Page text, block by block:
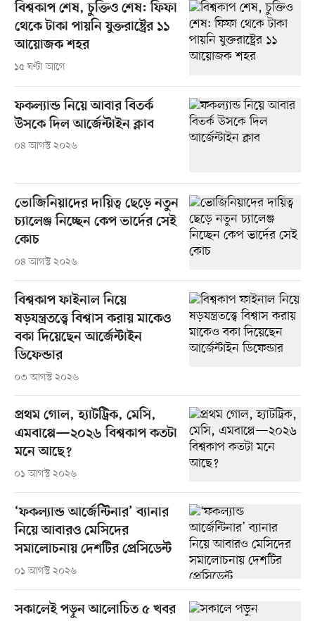
বিশ্বকাপ শেষ, চুক্তিও শেষ: ফিফা
থেকে টাকা পায়নি যুক্তরাষ্ট্রের ১১
আয়োজক শহর
১৫ ঘণ্টা আগে
ফকল্যান্ড নিয়ে আবার বিতর্ক
উসকে দিল আর্জেন্টাইন ক্লাব
০৪ আগস্ট ২০২৬
ভোজিনিয়াদের দায়িত্ব ছেড়ে নতুন
চ্যালেঞ্জ নিচ্ছেন কেপ ভার্দের সেই
কোচ
০৪ আগস্ট ২০২৬
বিশ্বকাপ ফাইনাল নিয়ে
ষড়যন্ত্রতত্ত্বে বিশ্বাস করায় মাকেও
বকা দিয়েছেন আর্জেন্টাইন
ডিফেন্ডার
০৩ আগস্ট ২০২৬
প্রথম গোল, হ্যাটট্রিক, মেসি,
এমবাপ্পে—২০২৬ বিশ্বকাপ কতটা
মনে আছে?
০১ আগস্ট ২০২৬
‘ফকল্যান্ড আর্জেন্টিনার’ ব্যানার
নিয়ে আবারও মেসিদের
সমালোচনায় দেশটির প্রেসিডেন্ট
০১ আগস্ট ২০২৬
সকালেই পড়ুন আলোচিত ৫ খবর